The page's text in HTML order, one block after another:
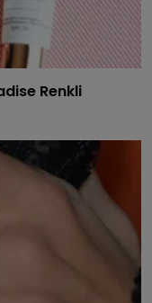
Renkli